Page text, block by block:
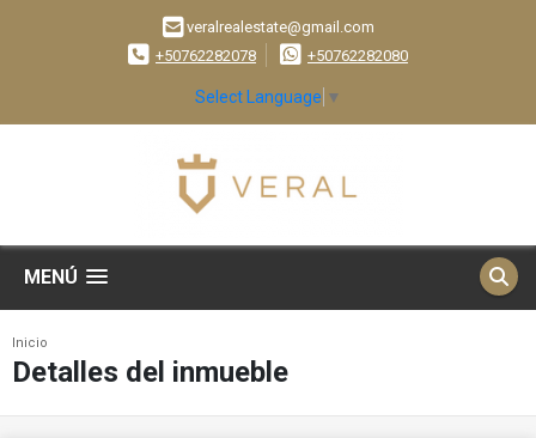
veralrealestate@gmail.com
+50762282078
+50762282080
Select Language ▼
MENÚ
Inicio
Detalles del inmueble